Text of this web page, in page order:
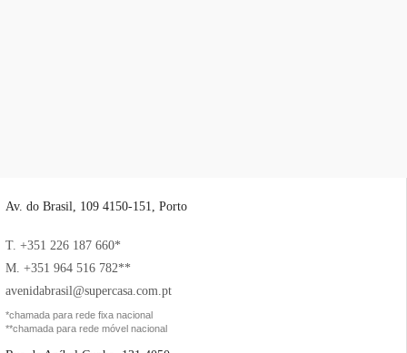
Av. do Brasil, 109 4150-151, Porto
T. +351 226 187 660*
M. +351 964 516 782**
avenidabrasil@supercasa.com.pt
*chamada para rede fixa nacional
**chamada para rede móvel nacional